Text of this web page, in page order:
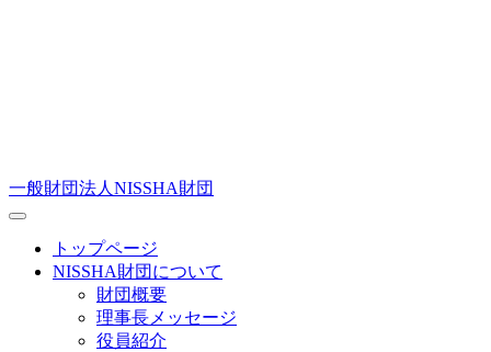
一般財団法人NISSHA財団
トップページ
NISSHA財団について
財団概要
理事長メッセージ
役員紹介